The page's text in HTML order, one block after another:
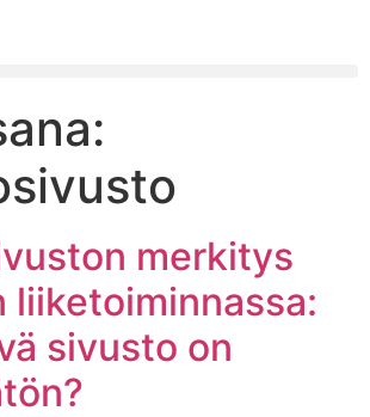
merkitys
liiketoiminnassa:
sivusto on